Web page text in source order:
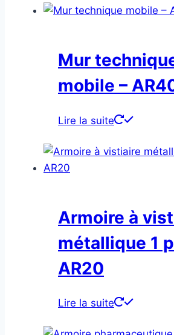
Mur
mobile –
Lire la suite
Armoire à
métallique 1
AR20
Lire la suite